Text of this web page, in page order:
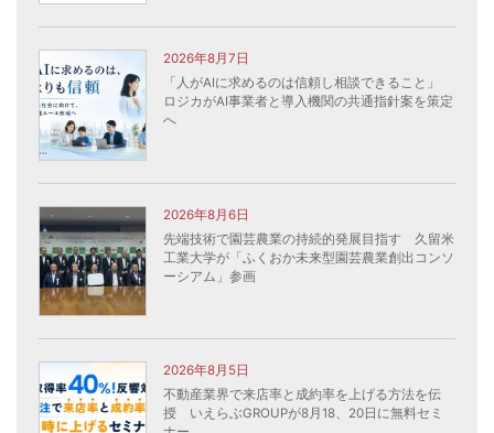
2026年8月7日
「人がAIに求めるのは信頼し相談できること」
ロジカがAI事業者と導入機関の共通指針案を策定
へ
2026年8月6日
先端技術で園芸農業の持続的発展目指す 久留米
工業大学が「ふくおか未来型園芸農業創出コンソ
ーシアム」参画
2026年8月5日
不動産業界で来店率と成約率を上げる方法を伝
授 いえらぶGROUPが8月18、20日に無料セミ